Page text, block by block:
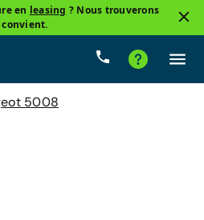
en leasing ? Nous trouverons
5008